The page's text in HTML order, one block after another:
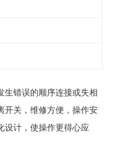
生错误的顺序连接或失相
开关，维修方便，操作安
设计，使操作更得心应